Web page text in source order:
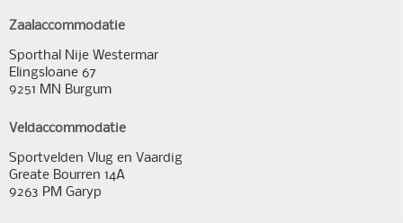
Zaalaccommodatie
Sporthal Nije Westermar
Elingsloane 67
9251 MN Burgum
Veldaccommodatie
Sportvelden Vlug en Vaardig
Greate Bourren 14A
9263 PM Garyp